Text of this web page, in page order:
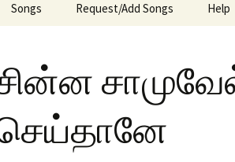
Songs
Malayalam Songs
Kannada Songs
Telugu Songs
Request/Add Songs Help